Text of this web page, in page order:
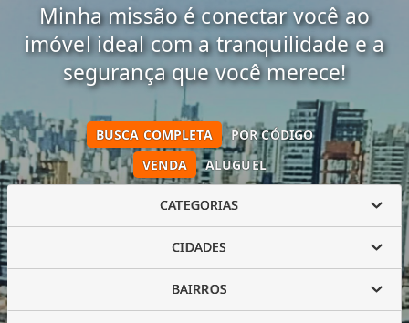
Minha missão é conectar você ao
imóvel ideal com a tranquilidade e a
segurança que você merece!
VENDA ALUGUEL
BUSCA COMPLETA POR CÓDIGO
CATEGORIAS
CIDADES
BAIRROS